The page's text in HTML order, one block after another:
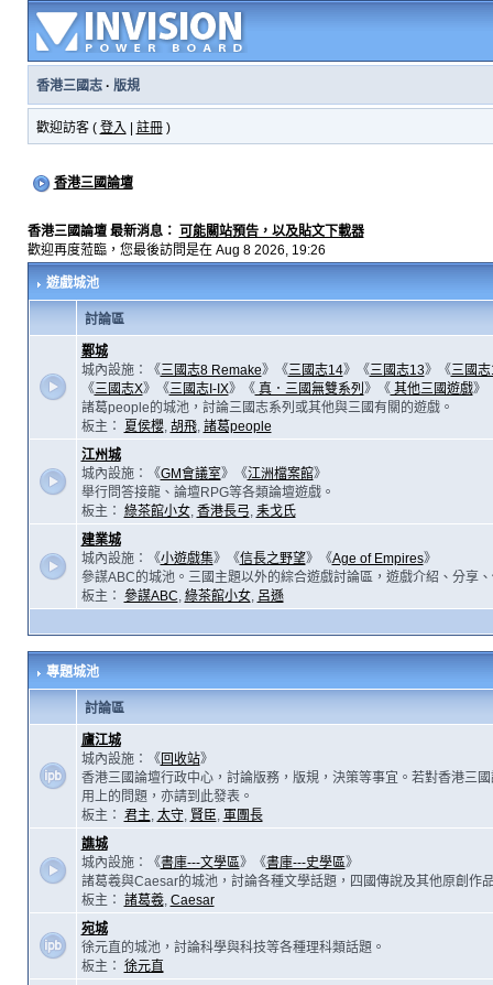
香港三國志· 版規
歡迎訪客 ( 登入 註冊)
香港三國論壇
香港三國論壇 最新消息： 可能關站預告，以及貼文下載器
歡迎再度蒞臨，您最後訪問是在 Aug 8 2026, 19:26
遊戲城池
討論區
鄴城
城內設施：《三國志8 Remake》《三國志14》《三國志13》《三國
《三國志X》《三國志I-IX》《真．三國無雙系列 》《其他三國遊戲》
諸葛people的城池，討論三國志系列或其他與三國有關的遊戲。
板主：
夏侯櫻, 胡飛, 諸葛people
江州城
城內設施：《GM會議室》《江洲檔案館》
舉行問答接龍、論壇RPG等各類論壇遊戲。
板主： 綠茶館小女, 香港長弓, 耒戈氏
建業城
城內設施：《小遊戲集》《信長之野望》《Age of Empires》
參謀ABC的城池。三國主題以外的綜合遊戲討論區，遊戲介紹、分享
板主： 參謀ABC, 綠茶館小女, 呂遜
專題城池
討論區
廬江城
城內設施：《回收站》
香港三國論壇行政中心，討論版務，版規，決策等事宜。若對香港三
用上的問題，亦請到此發表。
板主： 君主, 太守, 賢臣, 軍團長
譙城
城內設施：《書庫---文學區》《書庫---史學區》
諸葛羲與Caesar的城池，討論各種文學話題，四國傳說及其他原創作
板主： 諸葛羲, Caesar
宛城
徐元直的城池，討論科學與科技等各種理科類話題。
板主： 徐元直